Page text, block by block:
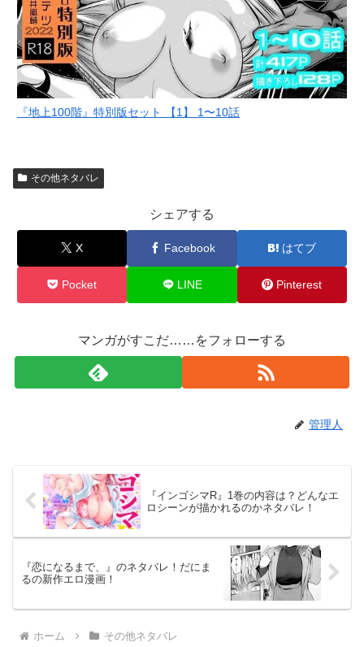
『地上100階』特別版セット 【1】 1〜10話
その他ネタバレ
シェアする
X Facebook はてブ
Pocket LINE Pinterest
マンガがすこだ……をフォローする
管理人
『インゴシマR』1巻の内容は？どんなエ
ロシーンが描かれるのかネタバレ！
『恋になるまで、』のネタバレ！だにま
るの新作エロ漫画！
ホーム その他ネタバレ